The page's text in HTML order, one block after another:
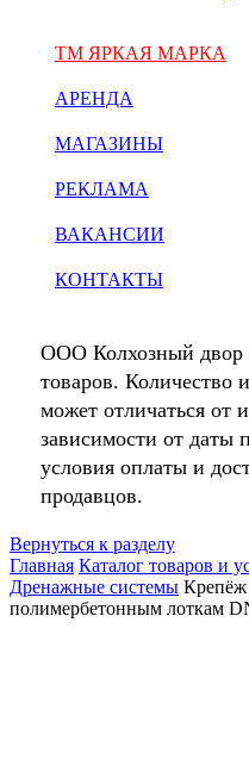
ТМ ЯРКАЯ МАРКА
АРЕНДА
МАГАЗИНЫ
РЕКЛАМА
ВАКАНСИИ
КОНТАКТЫ
ООО Колхозный двор
товаров. Количество
может отличаться от
зависимости от даты
условия оплаты и
продавцов.
Вернуться к разделу
Главная Каталог товаров и
Дренажные системы Крепёж
полимербетонным лоткам